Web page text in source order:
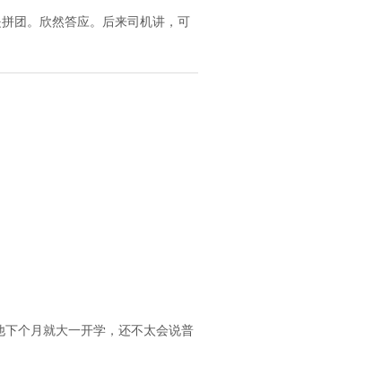
团。欣然答应。后来司机讲，可
个月就大一开学，还不太会说普